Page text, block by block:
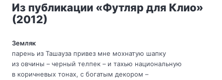
Из публикации «Футляр для Клио»
(2012)
Земляк
парень из Ташауза привез мне мохнатую шапку
из овчины – черный телпек – и тахью национальную
в коричневых тонах, с богатым декором –